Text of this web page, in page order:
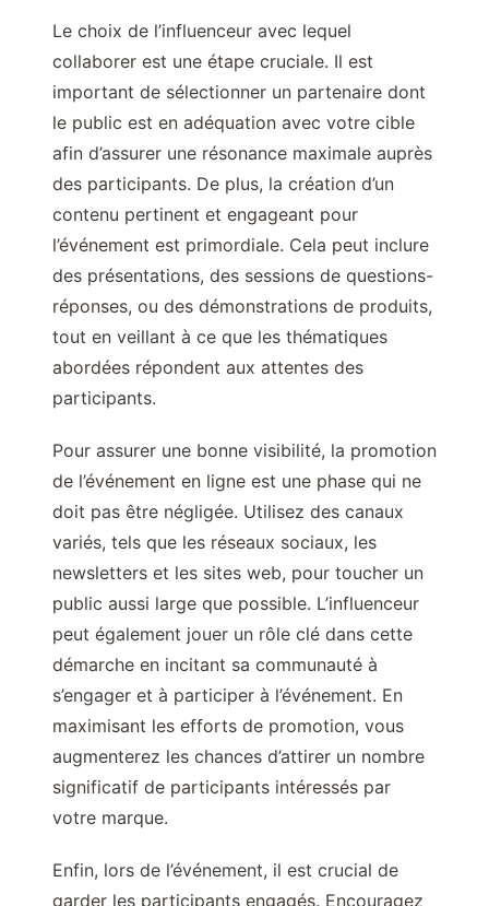
Le choix de l’influenceur avec lequel
collaborer est une étape cruciale. Il est
important de sélectionner un partenaire dont
le public est en adéquation avec votre cible
afin d’assurer une résonance maximale auprès
des participants. De plus, la création d’un
contenu pertinent et engageant pour
l’événement est primordiale. Cela peut inclure
des présentations, des sessions de questions-
réponses, ou des démonstrations de produits,
tout en veillant à ce que les thématiques
abordées répondent aux attentes des
participants.
Pour assurer une bonne visibilité, la promotion
de l’événement en ligne est une phase qui ne
doit pas être négligée. Utilisez des canaux
variés, tels que les réseaux sociaux, les
newsletters et les sites web, pour toucher un
public aussi large que possible. L’influenceur
peut également jouer un rôle clé dans cette
démarche en incitant sa communauté à
s’engager et à participer à l’événement. En
maximisant les efforts de promotion, vous
augmenterez les chances d’attirer un nombre
significatif de participants intéressés par
votre marque.
Enfin, lors de l’événement, il est crucial de
garder les participants engagés. Encouragez